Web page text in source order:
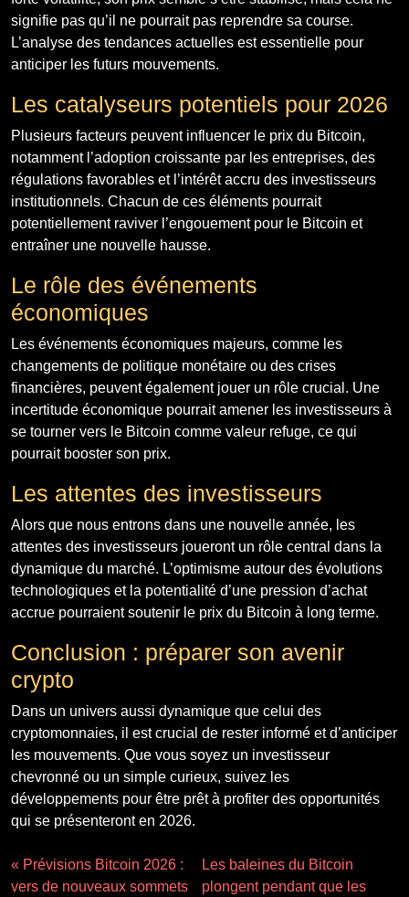
signifie pas qu’il ne pourrait pas reprendre sa course.
L’analyse des tendances actuelles est essentielle pour
anticiper les futurs mouvements.
Les catalyseurs potentiels pour 2026
Plusieurs facteurs peuvent influencer le prix du Bitcoin,
notamment l’adoption croissante par les entreprises, des
régulations favorables et l’intérêt accru des investisseurs
institutionnels. Chacun de ces éléments pourrait
potentiellement raviver l’engouement pour le Bitcoin et
entraîner une nouvelle hausse.
Le rôle des événements
économiques
Les événements économiques majeurs, comme les
changements de politique monétaire ou des crises
financières, peuvent également jouer un rôle crucial. Une
incertitude économique pourrait amener les investisseurs à
se tourner vers le Bitcoin comme valeur refuge, ce qui
pourrait booster son prix.
Les attentes des investisseurs
Alors que nous entrons dans une nouvelle année, les
attentes des investisseurs joueront un rôle central dans la
dynamique du marché. L’optimisme autour des évolutions
technologiques et la potentialité d’une pression d’achat
accrue pourraient soutenir le prix du Bitcoin à long terme.
Conclusion : préparer son avenir
crypto
Dans un univers aussi dynamique que celui des
cryptomonnaies, il est crucial de rester informé et d’anticiper
les mouvements. Que vous soyez un investisseur
chevronné ou un simple curieux, suivez les
développements pour être prêt à profiter des opportunités
qui se présenteront en 2026.
« Prévisions Bitcoin 2026 :
vers de nouveaux sommets
Les baleines du Bitcoin
plongent pendant que les